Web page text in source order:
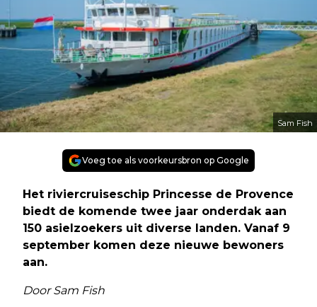
Sam Fish
Voeg toe als voorkeursbron op Google
Het riviercruiseschip Princesse de Provence
biedt de komende twee jaar onderdak aan
150 asielzoekers uit diverse landen. Vanaf 9
september komen deze nieuwe bewoners
aan.
Door Sam Fish